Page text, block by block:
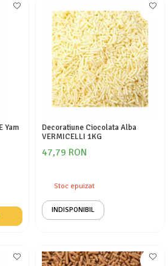
Decoratiune Ciocolata Alba
VERMICELLI 1KG
47,79 RON
Stoc epuizat
INDISPONIBIL